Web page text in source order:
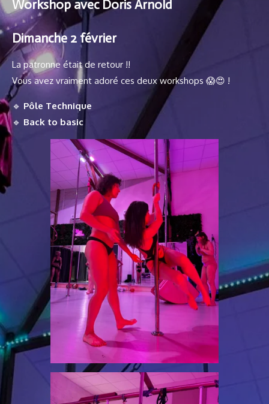
Workshopavec Doris Arnold
Dimanche 2 février
La patronne était de retour !!
Vous avez vraiment adoré ces deux workshops 😱😍 !
🔹 Pôle Technique
🔹 Back to basic